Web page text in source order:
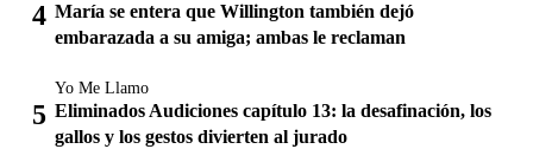
María se entera que Willington también dejó
embarazada a su amiga; ambas le reclaman
Yo Me Llamo
Eliminados Audiciones capítulo 13: la desafinación, los
gallos y los gestos divierten al jurado